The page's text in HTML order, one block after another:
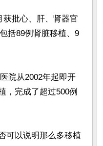
获批心、肝、肾器官
括89例肾脏移植、9
院从2002年起即开
，完成了超过500例
可以说明那么多移植